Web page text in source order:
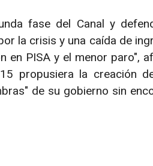
fase del Canal y
la crisis y una caída de
en PISA y el menor paro",
propusiera la creación
de su gobierno sin